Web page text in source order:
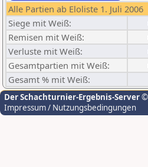
Alle Partien ab Eloliste 1. Juli 2006
Siege mit Weiß:
Remisen mit Weiß:
Verluste mit Weiß:
Gesamtpartien mit Weiß:
Gesamt % mit Weiß:
Der Schachturnier-Ergebnis-Server©
Impressum / Nutzungsbedingungen